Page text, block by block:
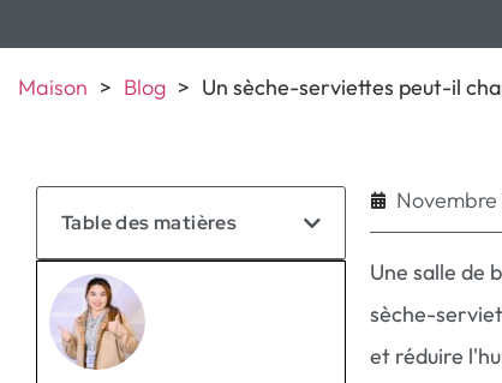
Maison > Blog > Un sèche-serviettes peut-il
Table des matières
Une salle de
sèche-
et réduire